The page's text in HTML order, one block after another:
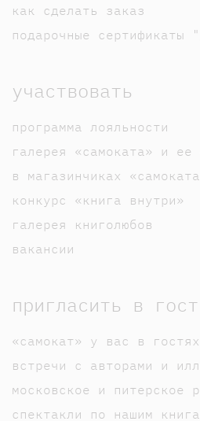
как сделать заказ
подарочные сертификаты
участвовать
программа лояльности
галерея «самоката» и ее
в магазинчиках
конкурс «книга внутри»
галерея книголюбов
вакансии
пригласить в
«самокат» у вас в гостях
встречи с авторами и
московское и питерское
спектакли по нашим